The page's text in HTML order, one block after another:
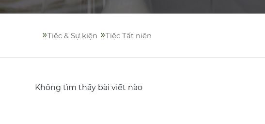
»Tiệc & Sự kiện »Tiệc Tất niên
Không tìm thấy bài viết nào